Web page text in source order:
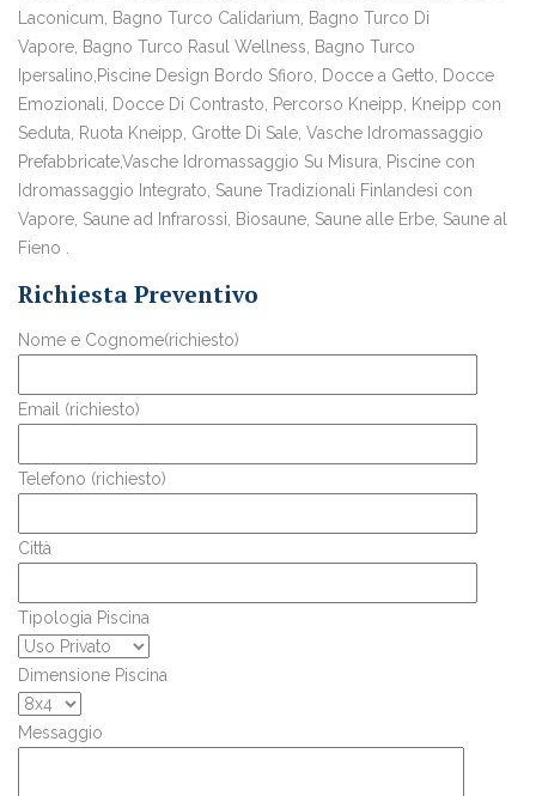
Laconicum, Bagno Turco Calidarium, Bagno Turco Di
Vapore, Bagno Turco Rasul Wellness, Bagno Turco
Ipersalino,Piscine Design Bordo Sfioro, Docce a Getto, Docce
Emozionali, Docce Di Contrasto, Percorso Kneipp, Kneipp con
Seduta, Ruota Kneipp, Grotte Di Sale, Vasche Idromassaggio
Prefabbricate,Vasche Idromassaggio Su Misura, Piscine con
Idromassaggio Integrato, Saune Tradizionali Finlandesi con
Vapore, Saune ad Infrarossi, Biosaune, Saune alle Erbe, Saune al
Fieno .
Richiesta Preventivo
Nome e Cognome(richiesto)
Email (richiesto)
Telefono (richiesto)
Città
Tipologia Piscina
Dimensione Piscina
Messaggio